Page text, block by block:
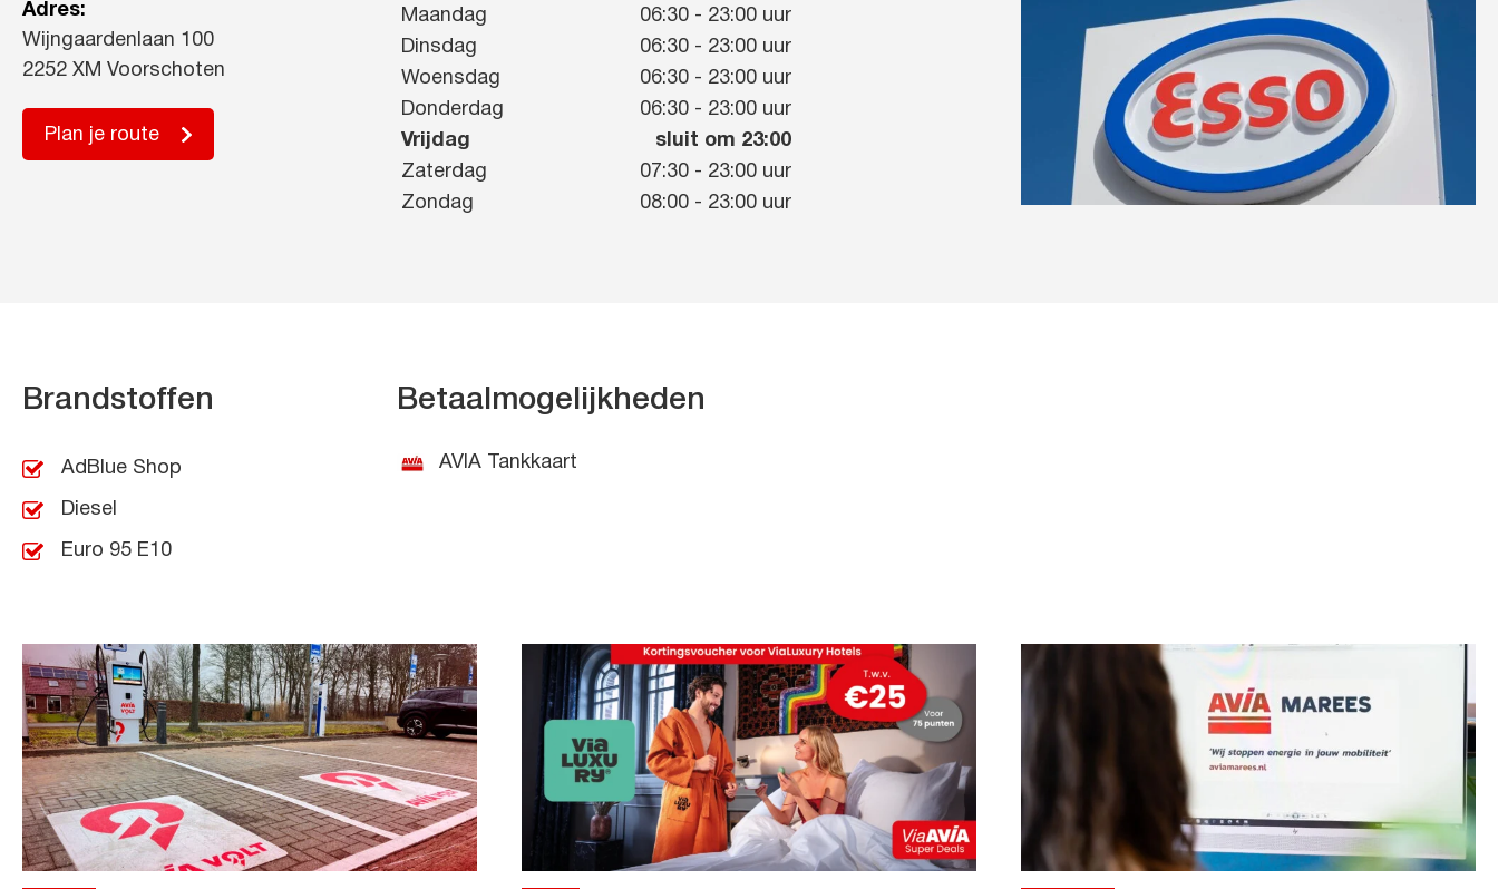
Adres:
Wijngaardenlaan 100
2252 XM Voorschoten
Plan je route
Maandag 06:30 - 23:00 uur
Dinsdag
06:30 - 23:00 uur
Woensdag
06:30 - 23:00 uur
Donderdag
06:30 - 23:00 uur
Vrijdag
sluit om 23:00
Zaterdag
07:30 - 23:00 uur
Zondag
08:00 - 23:00 uur
Brandstoffen
AdBlue Shop
Diesel
Euro 95 E10
Betaalmogelijkheden
AVIA Tankkaart